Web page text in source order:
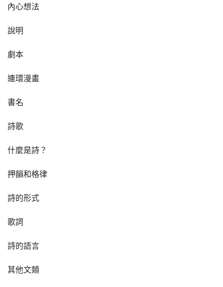
內心想法
說明
劇本
連環漫畫
書名
詩歌
什麼是詩？
押韻和格律
詩的形式
歌詞
詩的語言
其他文類